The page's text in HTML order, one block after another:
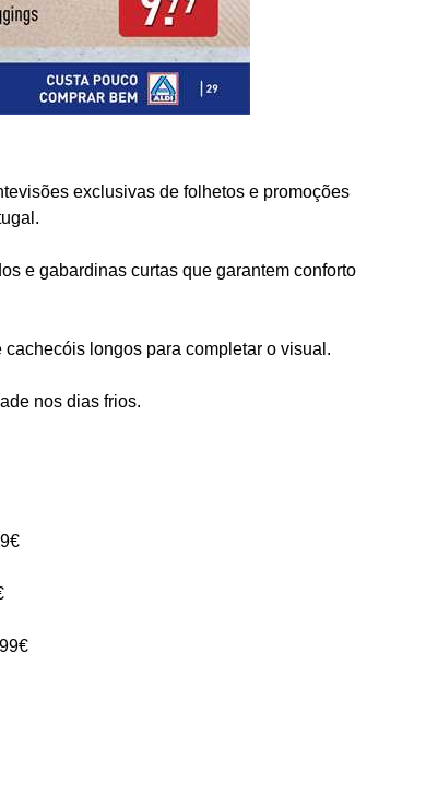
exclusivas de folhetos e promoções
e gabardinas curtas que garantem conforto
longos para completar o visual.
nos dias frios.